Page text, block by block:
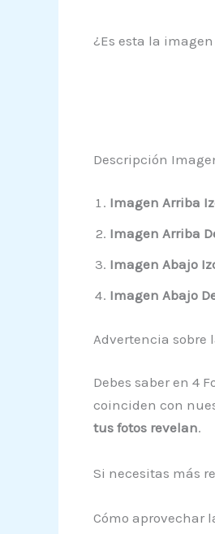
¿Es esta la
Descripción
Imagen Arriba
Imagen Arriba
Imagen Abajo
Imagen Abajo
Advertencia sobre
Debes saber en 4
coinciden con
tus fotos revelan.
Si necesitas más
Cómo aprovechar